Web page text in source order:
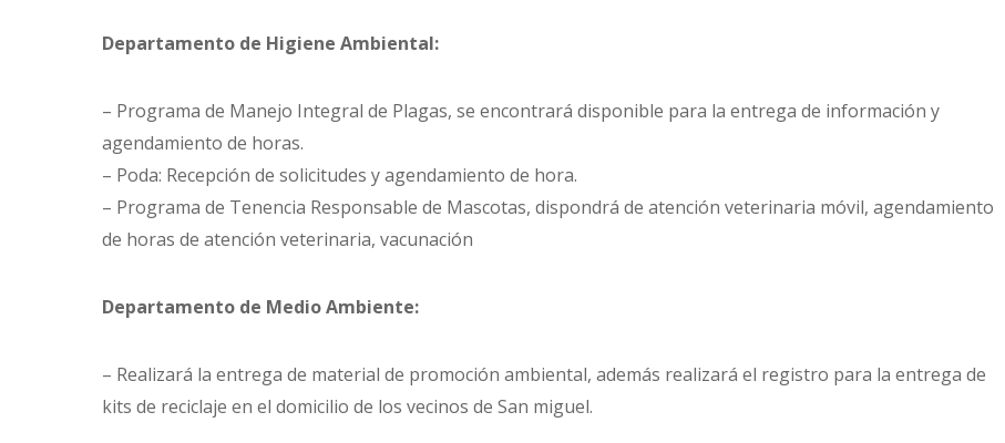
Departamento de Higiene Ambiental:
– Programa de Manejo Integral de Plagas, se encontrará disponible para la entrega de información y
agendamiento de horas.
– Poda: Recepción de solicitudes y agendamiento de hora.
– Programa de Tenencia Responsable de Mascotas, dispondrá de atención veterinaria móvil, agendamiento
de horas de atención veterinaria, vacunación
Departamento de Medio Ambiente:
– Realizará la entrega de material de promoción ambiental, además realizará el registro para la entrega de
kits de reciclaje en el domicilio de los vecinos de San miguel.